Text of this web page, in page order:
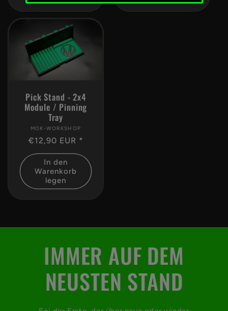
Pick Stand - 2x4
Module / Pinning
Tray
Anbieter:
MOK-WORKSHOP
Normaler
Preis
€12,90 EUR *
In den
Warenkorb
legen
IMMER AUF DEM
NEUSTEN STAND